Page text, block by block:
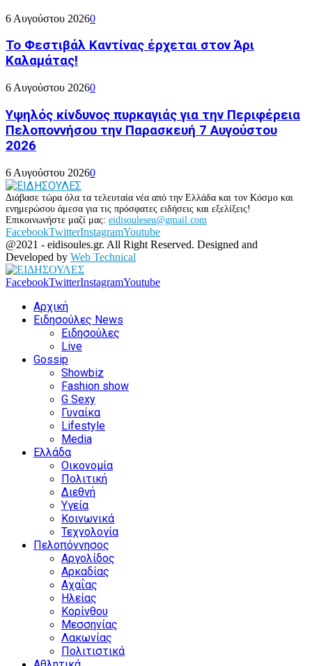
6 Αυγούστου 20260
Το Φεστιβάλ Καντίνας έρχεται στον Άρι
Καλαμάτας!
6 Αυγούστου 20260
Υψηλός κίνδυνος πυρκαγιάς για την Περιφέρεια
Πελοποννήσου την Παρασκευή 7 Αυγούστου
2026
6 Αυγούστου 20260
Διάβασε τώρα όλα τα τελευταία νέα από την Ελλάδα και τον Κόσμο και
ενημερώσου άμεσα για τις πρόσφατες ειδήσεις και εξελίξεις!
Επικοινωνήστε μαζί μας: eidisouleseu@gmail.com
FacebookTwitterInstagramYoutube
@2021 - eidisoules.gr. All Right Reserved. Designed and
Developed by Web Technical
FacebookTwitterInstagramYoutube
Αρχική
Ειδησούλες News
Ειδησούλες
Live
Gossip
Showbiz
Fashion show
G Sexy
Γυναίκα
Lifestyle
Media
Ελλάδα
Οικονομία
Πολιτική
Διεθνή
Υγεία
Κοινωνικά
Τεχνολογία
Πελοπόννησος
Αργολίδος
Αρκαδίας
Αχαΐας
Ηλείας
Κορίνθου
Μεσσηνίας
Λακωνίας
Πολιτιστικά